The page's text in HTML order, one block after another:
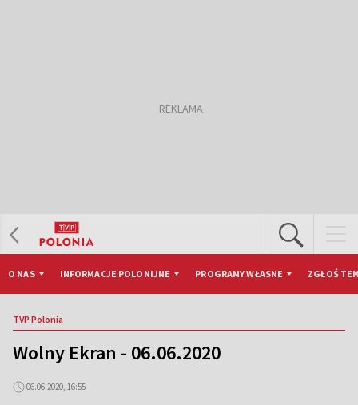
O NAS INFORMACJE POLONIJNE PROGRAMY WŁASNE ZGŁOŚ
TVP Polonia
Wolny Ekran - 06.06.2020
06.06.2020, 16:55